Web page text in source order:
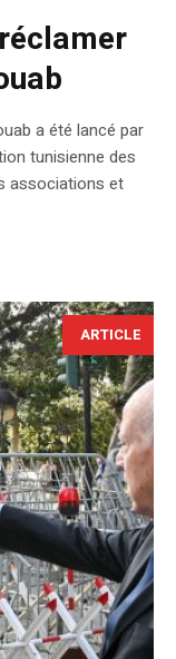
a été lancé par
tunisienne des
associations et
ARTICLE